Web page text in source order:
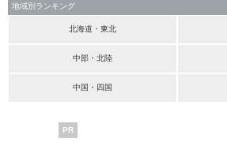
地域別ランキング
北海道・東北
中部・北陸
中国・四国
PR